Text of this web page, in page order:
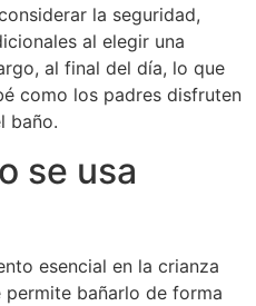
la seguridad,
al elegir una
al final del día, lo que
como los padres disfruten
baño.
se usa
esencial en la crianza
bañarlo de forma